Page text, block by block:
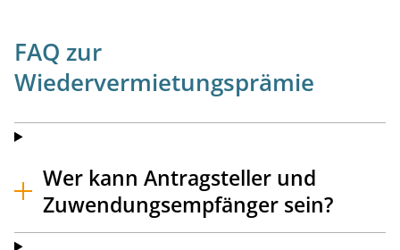
FAQ zur
Wiedervermietungsprämie
Wer kann Antragsteller und
Zuwendungsempfänger sein?